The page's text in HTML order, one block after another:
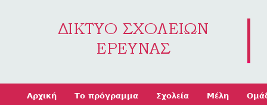
Αρχική Το πρόγραμμα Σχολεία Μέλη